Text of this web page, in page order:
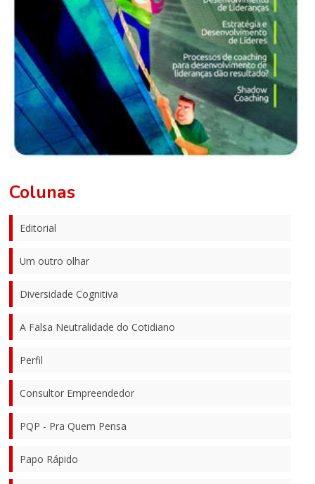
Colunas
Editorial
Um outro olhar
Diversidade Cognitiva
A Falsa Neutralidade do Cotidiano
Perfil
Consultor Empreendedor
PQP - Pra Quem Pensa
Papo Rápido